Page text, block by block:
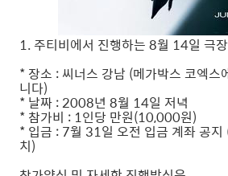
1. 주티비에서 진행하는 8월 14일 극
* 장소 : 씨너스 강남 (메가박스 코엑스
니다)
* 날짜 : 2008년 8월 14일 저녁
* 참가비 : 1인당 만원(10,000원)
* 입금 : 7월 31일 오전 입금 계좌 공지
치)